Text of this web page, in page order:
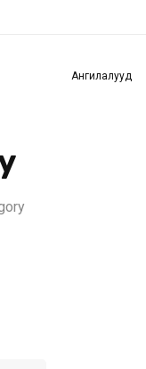
бараа CCBoot
Ангилалууд